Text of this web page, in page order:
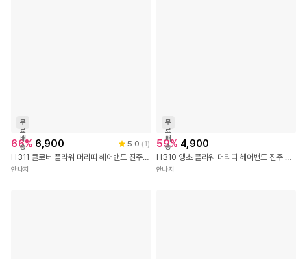
무
료
배
송
66% 6,900 5.0 (1)
H311 클로버 플라워 머리띠 헤어밴드 진주 꽃 초커 목걸이 셀프 웨딩 돌 아이 여아 공주 엄마 선물 커플 머리띠 헤어 밴드
안나지
무
료
배
송
59% 4,900
H310 앵초 플라워 머리띠 헤어밴드 진주 꽃 초커 목걸이 돌 아이 여아 공주 엄마 선물 커플 머리띠 헤어 밴드
안나지